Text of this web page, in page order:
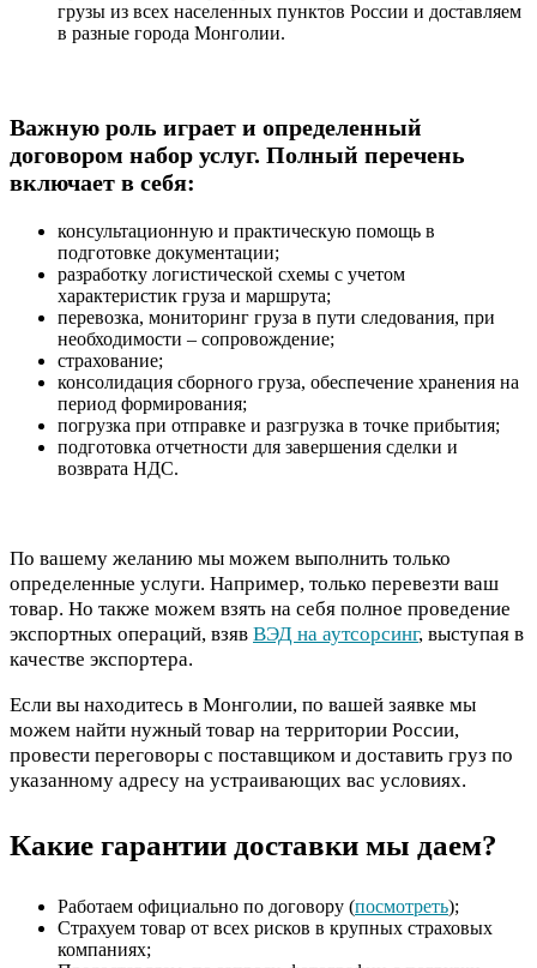
грузы из всех населенных пунктов России и доставляем
в разные города Монголии.
Важную роль играет и определенный
договором набор услуг. Полный перечень
включает в себя:
консультационную и практическую помощь в
подготовке документации;
разработку логистической схемы с учетом
характеристик груза и маршрута;
перевозка, мониторинг груза в пути следования, при
необходимости – сопровождение;
страхование;
консолидация сборного груза, обеспечение хранения на
период формирования;
погрузка при отправке и разгрузка в точке прибытия;
подготовка отчетности для завершения сделки и
возврата НДС.
По вашему желанию мы можем выполнить только
определенные услуги. Например, только перевезти ваш
товар. Но также можем взять на себя полное проведение
экспортных операций, взяв ВЭД на аутсорсинг, выступая в
качестве экспортера.
Если вы находитесь в Монголии, по вашей заявке мы
можем найти нужный товар на территории России,
провести переговоры с поставщиком и доставить груз по
указанному адресу на устраивающих вас условиях.
Какие гарантии доставки мы даем?
Работаем официально по договору (посмотреть);
Страхуем товар от всех рисков в крупных страховых
компаниях;